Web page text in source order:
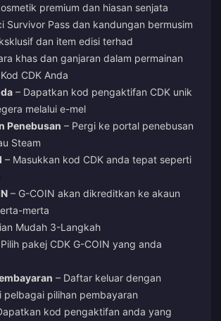
premium dan hiasan senjata
Survivor Pass dan kandungan bermusim
dan item edisi terhad
khas dan ganjaran dalam permainan
CDK Anda
– Dapatkan kod pengaktifan CDK unik
melalui e-mel
Penebusan – Pergi ke portal penebusan
Steam
– Masukkan kod CDK anda tepat seperti
– G-COIN akan dikreditkan ke akaun
merta
Mudah 3-Langkah
pakej CDK G-COIN yang anda
– Daftar keluar dengan
pelbagai pilihan pembayaran
kod pengaktifan anda yang